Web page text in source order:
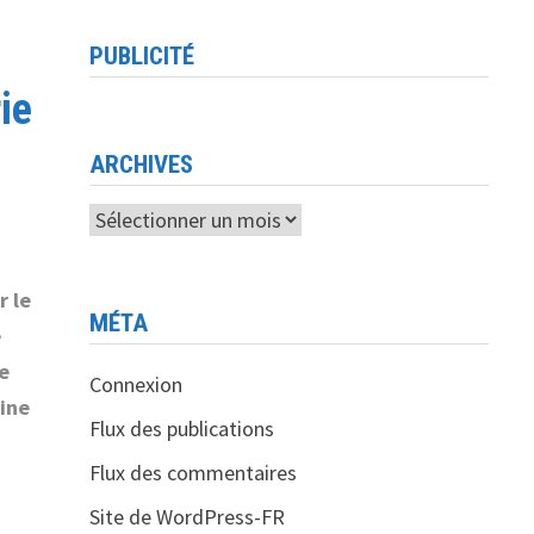
le
PUBLICITÉ
ARCHIVES
Archives
MÉTA
Connexion
Flux des publications
Flux des commentaires
Site de WordPress-FR